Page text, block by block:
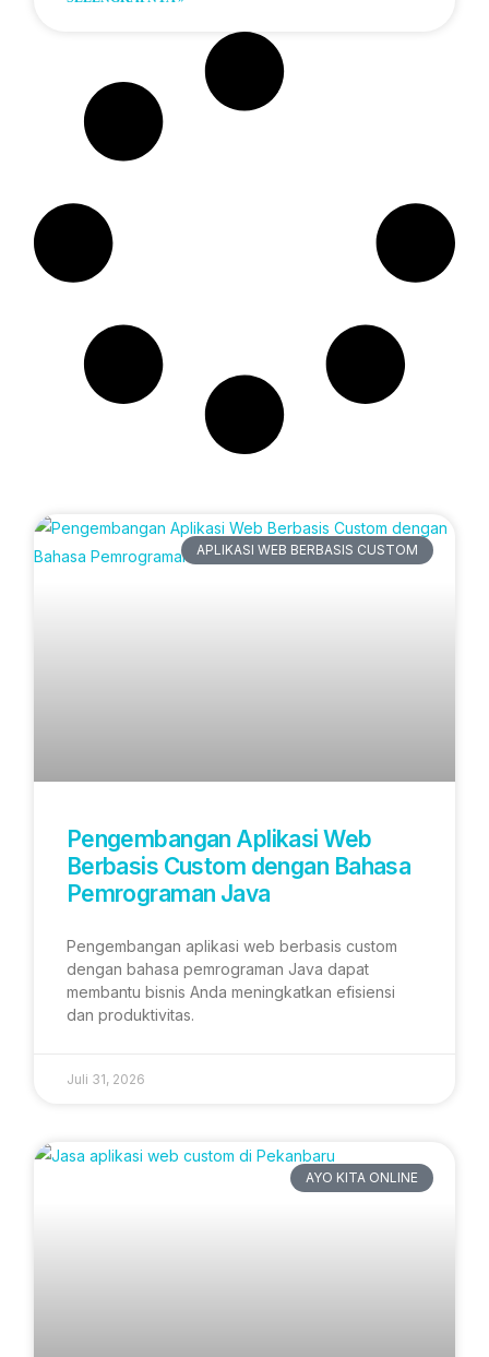
APLIKASI WEB BERBASIS CUSTOM
Pengembangan Aplikasi Web
Berbasis Custom dengan Bahasa
Pemrograman Java
Pengembangan aplikasi web berbasis custom
dengan bahasa pemrograman Java dapat
membantu bisnis Anda meningkatkan efisiensi
dan produktivitas.
Juli 31, 2026
AYO KITA ONLINE